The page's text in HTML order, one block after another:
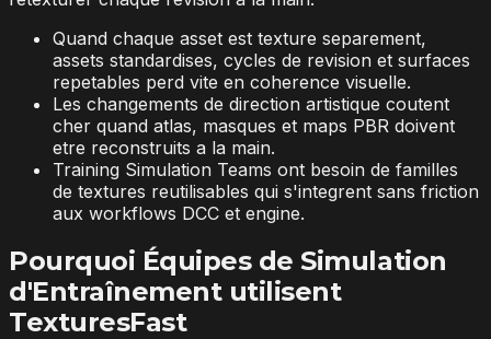
Quand chaque asset est texture separement,
assets standardises, cycles de revision et surfaces
repetables perd vite en coherence visuelle.
Les changements de direction artistique coutent
cher quand atlas, masques et maps PBR doivent
etre reconstruits a la main.
Training Simulation Teams ont besoin de familles
de textures reutilisables qui s'integrent sans friction
aux workflows DCC et engine.
Pourquoi Équipes de Simulation
d'Entraînement utilisent
TexturesFast